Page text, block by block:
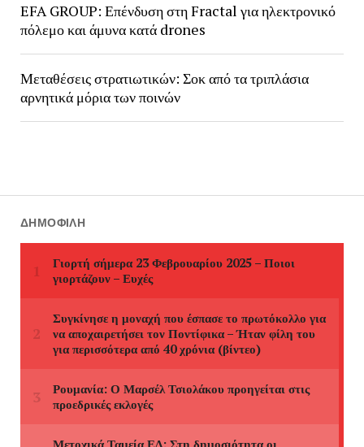
EFA GROUP: Επένδυση στη Fractal για ηλεκτρονικό
πόλεμο και άμυνα κατά drones
Μεταθέσεις στρατιωτικών: Σοκ από τα τριπλάσια
αρνητικά μόρια των ποινών
ΔΗΜΟΦΙΛΉ